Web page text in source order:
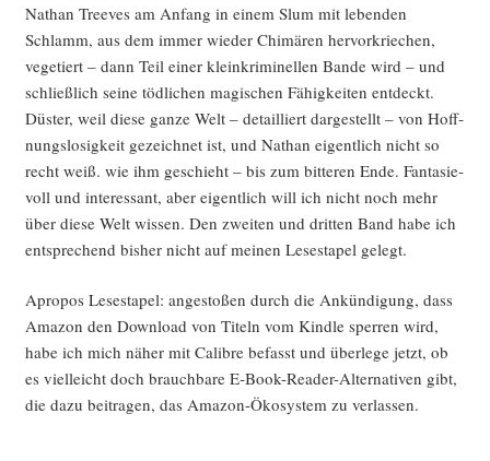
Nathan Tree­ves am Anfang in einem Slum mit leben­den
Schlamm, aus dem immer wie­der Chi­mä­ren her­vor­krie­chen,
vege­tiert – dann Teil einer klein­kri­mi­nel­len Ban­de wird – und
schließ­lich sei­ne töd­li­chen magi­schen Fähig­kei­ten ent­deckt.
Düs­ter, weil die­se gan­ze Welt – detail­liert dar­ge­stellt – von Hoff­
nungs­lo­sig­keit gezeich­net ist, und Nathan eigent­lich nicht so
recht weiß. wie ihm geschieht – bis zum bit­te­ren Ende. Fan­ta­sie­
voll und inter­es­sant, aber eigent­lich will ich nicht noch mehr
über die­se Welt wis­sen. Den zwei­ten und drit­ten Band habe ich
ent­spre­chend bis­her nicht auf mei­nen Lese­sta­pel gelegt.
Apro­pos Lese­sta­pel: ange­sto­ßen durch die Ankün­di­gung, dass
Ama­zon den Down­load von Titeln vom Kind­le sper­ren wird,
habe ich mich näher mit Calib­re befasst und über­le­ge jetzt, ob
es viel­leicht doch brauch­ba­re E‑Book-Rea­der-Alter­na­ti­ven gibt,
die dazu bei­tra­gen, das Ama­zon-Öko­sys­tem zu verlassen.